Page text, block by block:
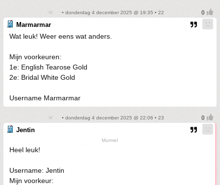
• donderdag 4 december 2025 @ 19:35 • 22
Marmarmar
Wat leuk! Weer eens wat anders.
Mijn voorkeuren:
1e: English Tearose Gold
2e: Bridal White Gold
Username Marmarmar
• donderdag 4 december 2025 @ 22:06 • 23
Jentin
Murmel
Heel leuk!
Username: Jentin
Mijn voorkeur: